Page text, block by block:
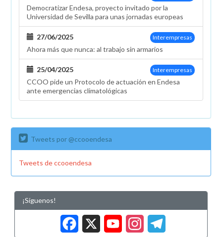
Democratizar Endesa, proyecto invitado por la
Universidad de Sevilla para unas jornadas europeas
Interempresas
27/06/2025
Ahora más que nunca: al trabajo sin armarios
Interempresas
25/04/2025
CCOO pide un Protocolo de actuación en Endesa
ante emergencias climatológicas
Tweets por @ccooendesa
Tweets de ccooendesa
¡Síguenos!
Facebook
X